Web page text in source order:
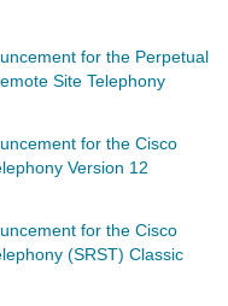
for the Perpetual
Site Telephony
for the Cisco
Version 12
for the Cisco
(SRST) Classic